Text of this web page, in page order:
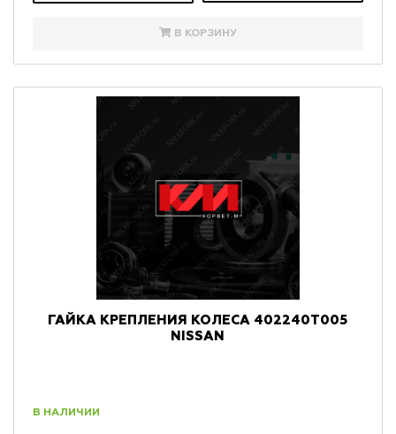
В КОРЗИНУ
ГАЙКА КРЕПЛЕНИЯ КОЛЕСА 402240T005
NISSAN
В НАЛИЧИИ